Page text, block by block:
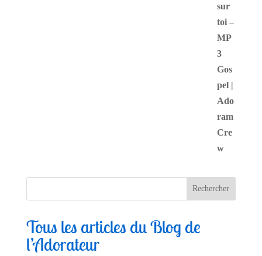
Tous les articles du Blog de
l’Adorateur